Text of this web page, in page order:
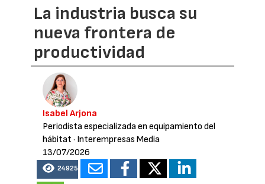
La industria busca su
nueva frontera de
productividad
Isabel Arjona
Periodista especializada en equipamiento del
hábitat · Interempresas Media
13/07/2026
24925